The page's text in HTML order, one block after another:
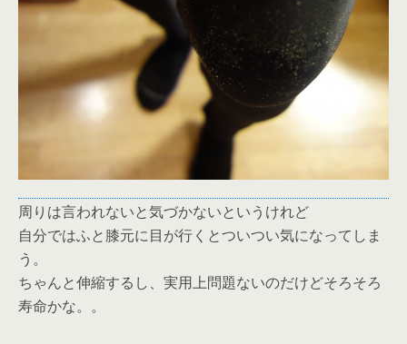
周りは言われないと気づかないというけれど
自分ではふと膝元に目が行くとついつい気になってしま
う。
ちゃんと伸縮するし、実用上問題ないのだけどそろそろ
寿命かな。。